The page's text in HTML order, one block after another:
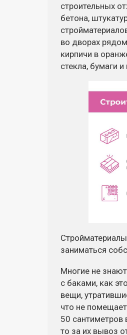
строительных
бетона,
во дворах
кирпичи в
стекла, бумаги
заниматься
Многие не
с баками, как
вещи,
что не
50 сантиметров
то за их вывоз